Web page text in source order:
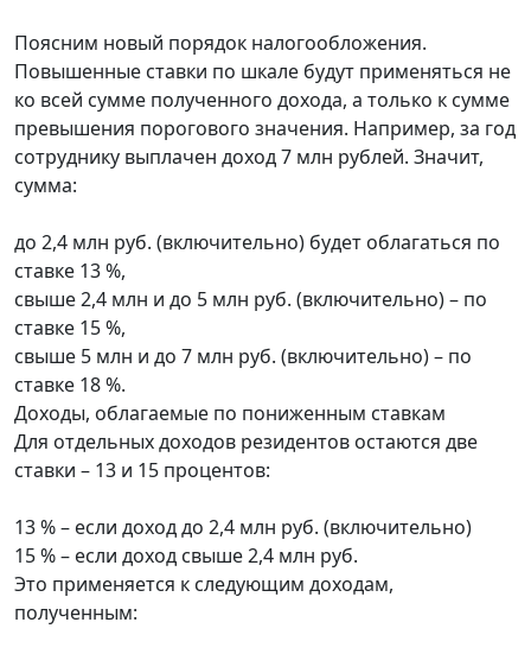
Поясним новый порядок налогообложения.
Повышенные ставки по шкале будут применяться не
ко всей сумме полученного дохода, а только к сумме
превышения порогового значения. Например, за год
сотруднику выплачен доход 7 млн рублей. Значит,
сумма:
до 2,4 млн руб. (включительно) будет облагаться по
ставке 13 %,
свыше 2,4 млн и до 5 млн руб. (включительно) – по
ставке 15 %,
свыше 5 млн и до 7 млн руб. (включительно) – по
ставке 18 %.
Доходы, облагаемые по пониженным ставкам
Для отдельных доходов резидентов остаются две
ставки – 13 и 15 процентов:
13 % – если доход до 2,4 млн руб. (включительно)
15 % – если доход свыше 2,4 млн руб.
Это применяется к следующим доходам,
полученным: